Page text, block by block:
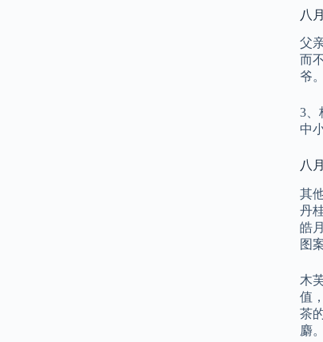
八
父
而
爷
3、
中
八
其
丹
皓
图
木
值
茶
麝